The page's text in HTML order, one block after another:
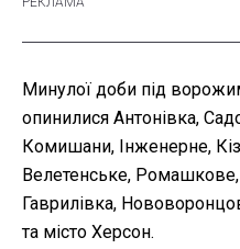
Минулої доби під
опинилися Антонівка,
Комишани, Інженерне,
Велетенське,
Гаврилівка,
та місто Херсон.